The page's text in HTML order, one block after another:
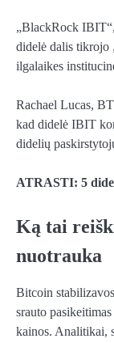
„BlackRock
didelė dalis tikrojo
ilgalaikes
Rachael Lucas,
kad didelė IBIT
didelių
ATRASTI: 5
Ką tai
nuotrauka
Bitcoin
srauto
kainos. Analitikai,